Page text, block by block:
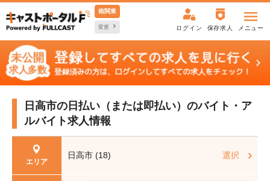
南関東
変更 ログイン 保存求人 メニュー
日高市の日払い（または即払い）のバイト・ア
ルバイト求人情報
エリア
日高市 (18) 選択